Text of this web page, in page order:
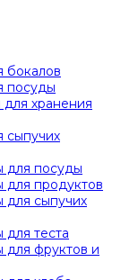
бокалов
посуды
хранения
сыпучих
для посуды
для продуктов
для сыпучих
теста
для фруктов и